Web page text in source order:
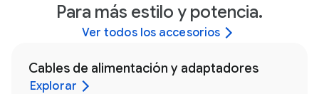
Para más estilo y potencia.
Ver todos los accesorios
Cables de alimentación y adaptadores
Explorar